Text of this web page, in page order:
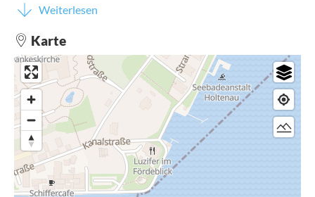
besonders interessant und verstärken die symbolische
So ist es wohl kein Wunder, dass Paare an diesem schönen
Ort immer wieder den Bund fürs Leben eingehen.
Leuchttürme helfen in der Schifffahrt, nicht auf Grund zu
laufen und das eigene Schiff sicher durch die See zu steuern.
Was kann es symbolisch also Schöneres geben, als hier den
Kurs für ein gemeinsames Leben zu bestimmen?
Trauen Sie sich in der restaurierten Gedenkhalle des
historischen Leuchtturms direkt am Meer mit bis zu 12
Gästen. Buchung und Information über Kiel-Marketing e.V.,
Tel.: 0431-6791013 oder per E-Mail an hochzeit@kiel-
marketing.de.
Weiterlesen
Karte